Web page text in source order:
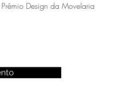
Design da Movelaria